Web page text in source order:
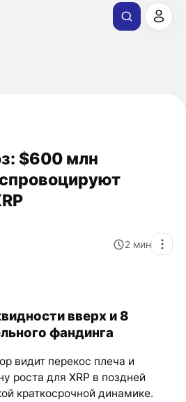
$600 млн
2 мин
вверх и 8
фандинга
видит перекос плеча и
роста для XRP в поздней
краткосрочной динамике.